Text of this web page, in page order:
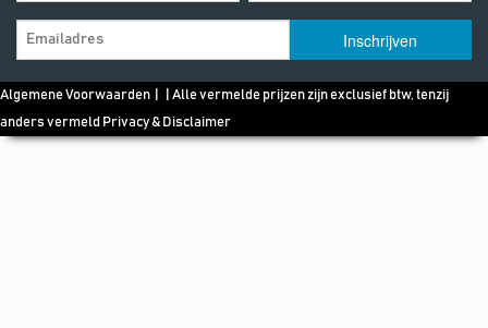
Algemene Voorwaarden | | Alle vermelde prijzen zijn exclusief btw, tenzij
anders vermeld Privacy & Disclaimer